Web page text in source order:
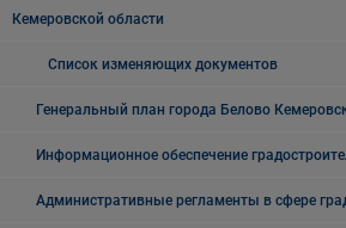
Кемеровской области
Список изменяющих документов
Генеральный план города Белово
Информационное обеспечение
Административные регламенты в сфере